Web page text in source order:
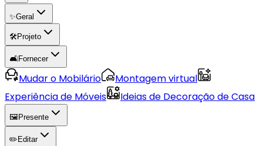
✨Geral
🛠️Projeto
🛋️Fornecer
Mudar o Mobilário
Montagem virtual
Experiência de Móveis
Ideias de Decoração de Casa
🖼️ Presente
✏️ Editar